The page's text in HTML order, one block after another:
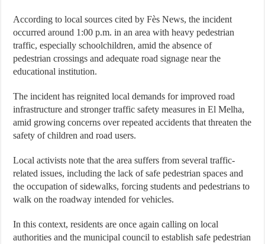
According to local sources cited by Fès News, the incident
occurred around 1:00 p.m. in an area with heavy pedestrian
traffic, especially schoolchildren, amid the absence of
pedestrian crossings and adequate road signage near the
educational institution.
The incident has reignited local demands for improved road
infrastructure and stronger traffic safety measures in El Melha,
amid growing concerns over repeated accidents that threaten the
safety of children and road users.
Local activists note that the area suffers from several traffic-
related issues, including the lack of safe pedestrian spaces and
the occupation of sidewalks, forcing students and pedestrians to
walk on the roadway intended for vehicles.
In this context, residents are once again calling on local
authorities and the municipal council to establish safe pedestrian